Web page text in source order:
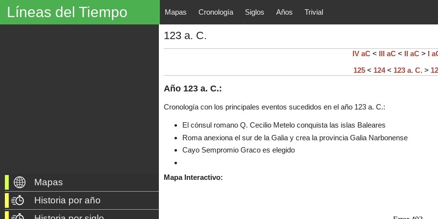
Líneas del Tiempo
Líneas del Tiempo, Mapas Históricos y principales
descubrimientos, exploraciones, política, arte, cultura, etc.) de la
año 3000 a. C. hasta nuestros días.
Mapas Cronología Siglos Años Trivial
123 a. C.
IV aC < III aC < II aC > I
125 < 124< 123 a. C. >
Año 123 a. C.:
Cronología con los principales eventos sucedidos en el año 123 a. C.:
El cónsul romano Q. Cecilio Metelo conquista las islas Baleares
Roma anexiona el sur de la Galia y crea la provincia Galia Narbonense
Cayo Sempromio Graco es elegido
Mapa Interactivo:
Mapas
Historia por año